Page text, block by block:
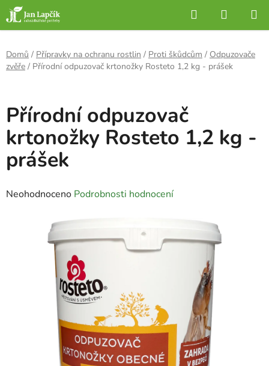
Přejít
na
obsah
Hledat
KOŠÍK
Domů / Přípravky na ochranu rostlin / Proti škůdcům / Odpuzovače
zvěře / Přírodní odpuzovač krtonožky Rosteto 1,2 kg - prášek
Přírodní odpuzovač
krtonožky Rosteto 1,2 kg -
prášek
Průměrné
Neohodnoceno Podrobnosti hodnocení